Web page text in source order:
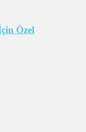
Özel